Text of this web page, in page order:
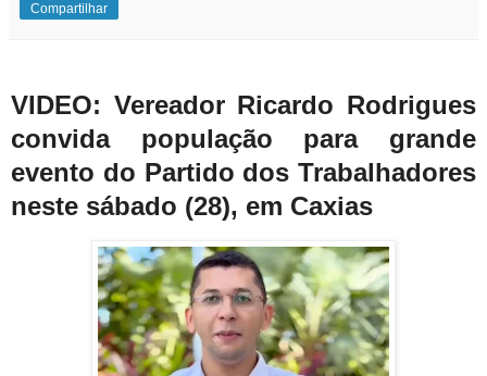
Compartilhar
VIDEO: Vereador Ricardo Rodrigues
convida população para grande
evento do Partido dos Trabalhadores
neste sábado (28), em Caxias